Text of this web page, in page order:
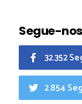
Segue-
32.352
2.854